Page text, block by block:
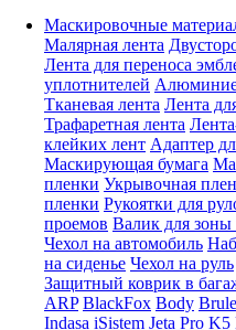
Маскировочные
Малярная лента
Лента для переноса
уплотнителей
Тканевая лента Лента
Трафаретная лента
клейких лент Адаптер
Маскирующая бумага
пленки Укрывочная
пленки Рукоятки для
проемов Валик для зоны
Чехол на автомобиль
на сиденье Чехол на руль
Защитный коврик в
ARP BlackFox Body
Indasa iSistem Jeta Pro K5